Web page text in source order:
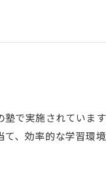
で実施されていま
、効率的な学習環